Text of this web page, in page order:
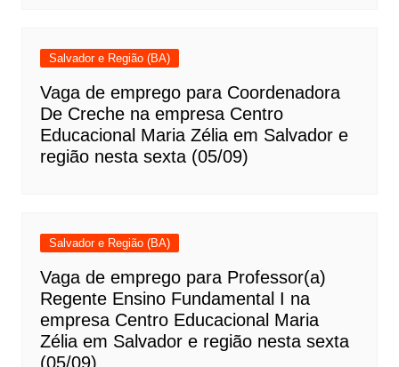
Salvador e Região (BA)
Vaga de emprego para Coordenadora
De Creche na empresa Centro
Educacional Maria Zélia em Salvador e
região nesta sexta (05/09)
Salvador e Região (BA)
Vaga de emprego para Professor(a)
Regente Ensino Fundamental I na
empresa Centro Educacional Maria
Zélia em Salvador e região nesta sexta
(05/09)